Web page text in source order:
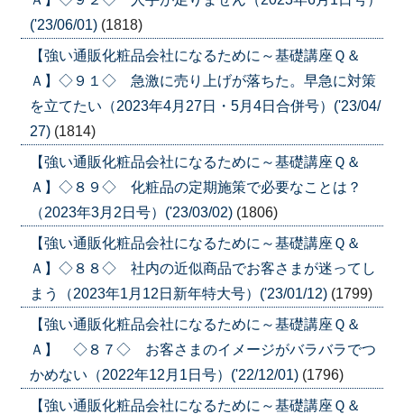
('23/06/01) (1818)
【強い通販化粧品会社になるために～基礎講座Ｑ＆
Ａ】◇９１◇ 急激に売り上げが落ちた。早急に対策
を立てたい（2023年4月27日・5月4日合併号）('23/04/
27) (1814)
【強い通販化粧品会社になるために～基礎講座Ｑ＆
Ａ】◇８９◇ 化粧品の定期施策で必要なことは？
（2023年3月2日号）('23/03/02) (1806)
【強い通販化粧品会社になるために～基礎講座Ｑ＆
Ａ】◇８８◇ 社内の近似商品でお客さまが迷ってし
まう（2023年1月12日新年特大号）('23/01/12) (1799)
【強い通販化粧品会社になるために～基礎講座Ｑ＆
Ａ】 ◇８７◇ お客さまのイメージがバラバラでつ
かめない（2022年12月1日号）('22/12/01) (1796)
【強い通販化粧品会社になるために～基礎講座Ｑ＆